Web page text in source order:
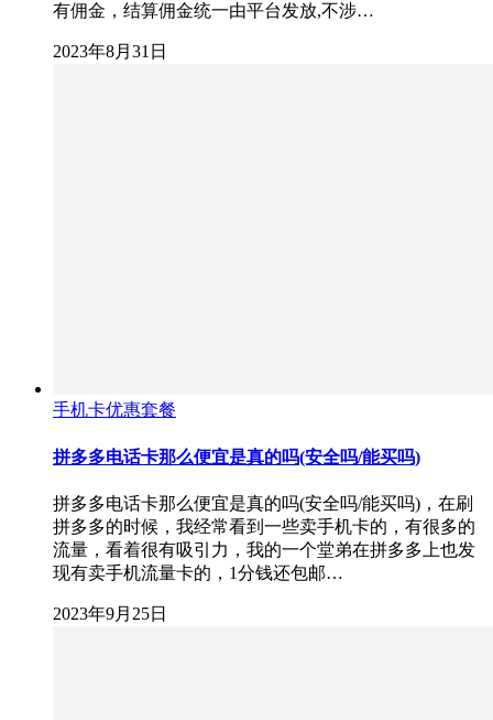
有佣金，结算佣金统一由平台发放,不涉…
2023年8月31日
手机卡优惠套餐
拼多多电话卡那么便宜是真的吗(安全吗/能买吗)
拼多多电话卡那么便宜是真的吗(安全吗/能买吗)，在刷
拼多多的时候，我经常看到一些卖手机卡的，有很多的
流量，看着很有吸引力，我的一个堂弟在拼多多上也发
现有卖手机流量卡的，1分钱还包邮…
2023年9月25日